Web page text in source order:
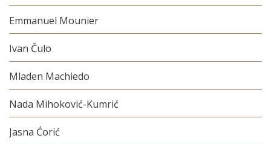
Emmanuel Mounier
Ivan Čulo
Mladen Machiedo
Nada Mihoković-Kumrić
Jasna Ćorić